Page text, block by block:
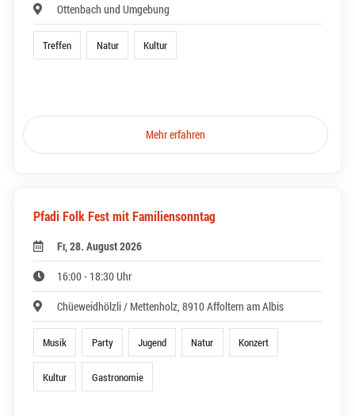
Ottenbach und Umgebung
Treffen Natur Kultur
Mehr erfahren
Pfadi Folk Fest mit Familiensonntag
Fr, 28. August 2026
16:00 - 18:30 Uhr
Chüeweidhölzli / Mettenholz, 8910 Affoltern am Albis
Musik Party Jugend Natur Konzert
Kultur Gastronomie